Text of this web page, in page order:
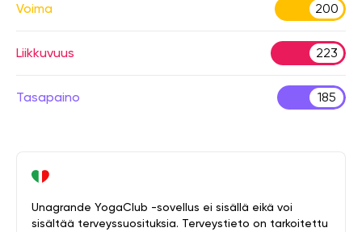
Voima 200
Liikkuvuus 223
Tasapaino 185
Unagrande YogaClub -sovellus ei sisällä eikä voi
sisältää terveyssuosituksia. Terveystieto on tarkoitettu